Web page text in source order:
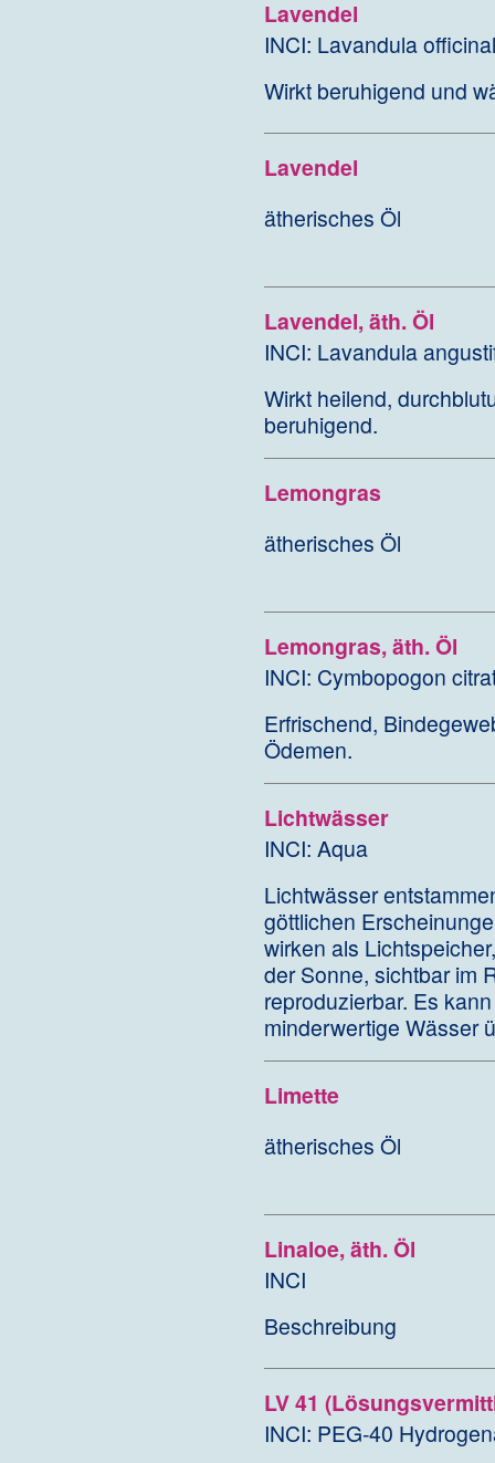
Lavendel
INCI: Lavandula
Wirkt beruhigend und
Lavendel
ätherisches Öl
Lavendel, äth. Öl
INCI: Lavandula
Wirkt heilend,
beruhigend.
Lemongras
ätherisches Öl
Lemongras, äth. Öl
INCI: Cymbopogon
Erfrischend,
Ödemen.
Lichtwässer
INCI: Aqua
Lichtwässer
göttlichen
wirken als
der Sonne, sichtbar im
reproduzierbar. Es
minderwertige Wässer
Limette
ätherisches Öl
Linaloe, äth. Öl
INCI
Beschreibung
LV 41
INCI: PEG-40